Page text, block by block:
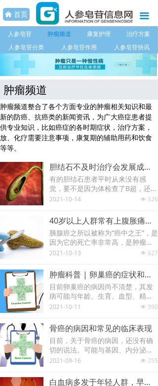
낀 首页 끀
首页
人参皂苷专题
肿瘤频道
康复护理
治疗方案
饮食调理
健康快讯
每日养生
人参皂苷系列产品
人参皂苷 肿瘤频道 康复护理
治疗方案
人参皂苷分类
人参皂苷作用 人参皂苷快讯
肿瘤频道
肿瘤频道整合了各个方面专业的肿瘤相关知识和最
新的防癌、抗癌类的新闻资讯，为广大癌症患者提
供专业知识，比如癌症的各时期症状，治疗方案，
放、化疗需要注意事项，康复期的辅助用药和饮食
等等。
胆结石不及时治疗会发展成胆囊癌吗？
有的胆结石患者平时从来没有感
觉，要不是因为体检查了B超，还真
没发觉它的存在。但毕竟也身体里
做手术把胆囊给切掉?
넶 326
2021-10-14
40岁以上人群常有上腹胀痛症状，应警惕胰腺癌发生
胰腺癌之所以被称为“癌中之王”，是
因为它的死亡率非常高，是肿瘤中
最致命的一种，早期诊断并进行手
率的关键，但遗憾的是胰腺癌不容
易被早期发现，当获得确诊时，十
之八九已向周围脏器肝、胆道、胃
扩散，根治手术的范围相当大。
넶 627
2021-10-13
肿瘤科普 | 卵巢癌的症状和预防
目前卵巢癌的病因尚不清楚，其发
病可能与年龄、生育、血型、精神
因素及环境等有关。
넶 390
2021-10-11
骨癌的病因和常见的临床表现
目前，关于骨癌的病因，还没有确
切的说法。可能与基因、内分泌等
因素相关，也可能与化学元素物
等相关。如：X线、镭、氢、锶、放
넶 255
2021-09-16
白血病多发于年轻人群，早期症状需知晓